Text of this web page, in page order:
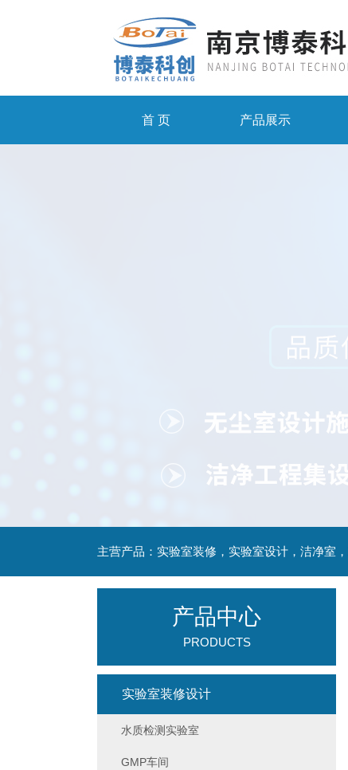
首 页 产品展示
产品中心
PRODUCTS
实验室装修设计
水质检测实验室
GMP车间